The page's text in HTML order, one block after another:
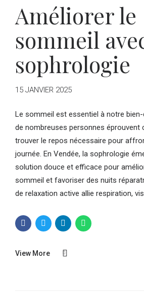
Améliorer le
sommeil
sophrologie
15 JANVIER 2025
Le sommeil est essentiel à notre
de nombreuses personnes éprouvent
trouver le repos nécessaire pour
journée. En Vendée, la sophrologie
solution douce et efficace pour
sommeil et favoriser des nuits
de relaxation active allie respiration,
View More